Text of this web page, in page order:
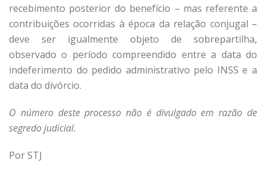
recebimento posterior do benefício – mas referente a
contribuições ocorridas à época da relação conjugal –
deve ser igualmente objeto de sobrepartilha,
observado o período compreendido entre a data do
indeferimento do pedido administrativo pelo INSS e a
data do divórcio.
O número deste processo não é divulgado em razão de
segredo judicial.
Por STJ